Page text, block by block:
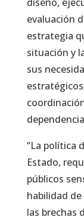
evaluación
estrategia
situación y
sus
“La política
Estado,
públicos
habilidad
las brechas